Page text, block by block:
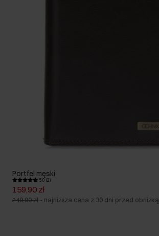
Portfel męski
5.0 (2)
159,90 zł
249,90 zł - najniższa cena z 30 dni przed obniżką